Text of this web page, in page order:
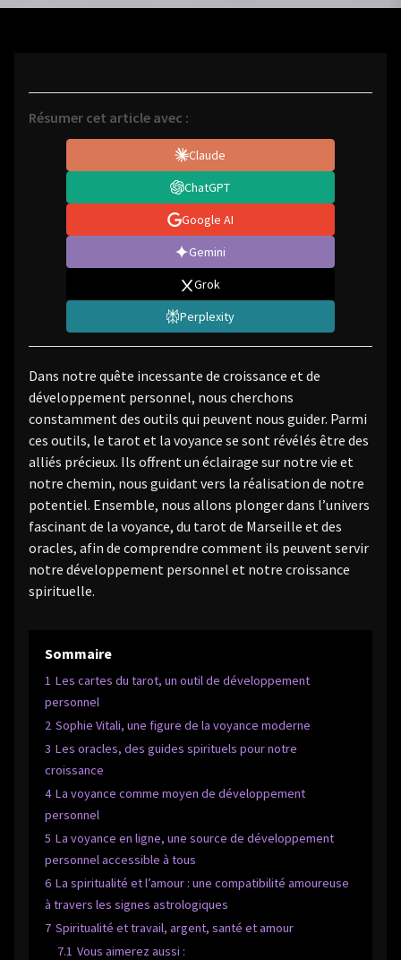
Résumer cet article avec :
Claude
ChatGPT
Google AI
Gemini
Grok
Perplexity
Dans notre quête incessante de croissance et de
développement personnel, nous cherchons
constamment des outils qui peuvent nous guider. Parmi
ces outils, le tarot et la voyance se sont révélés être des
alliés précieux. Ils offrent un éclairage sur notre vie et
notre chemin, nous guidant vers la réalisation de notre
potentiel. Ensemble, nous allons plonger dans l’univers
fascinant de la voyance, du tarot de Marseille et des
oracles, afin de comprendre comment ils peuvent servir
notre développement personnel et notre croissance
spirituelle.
Sommaire
1 Les cartes du tarot, un outil de développement
personnel
2 Sophie Vitali, une figure de la voyance moderne
3 Les oracles, des guides spirituels pour notre
croissance
4 La voyance comme moyen de développement
personnel
5 La voyance en ligne, une source de développement
personnel accessible à tous
6 La spiritualité et l’amour : une compatibilité amoureuse
à travers les signes astrologiques
7 Spiritualité et travail, argent, santé et amour
7.1 Vous aimerez aussi :